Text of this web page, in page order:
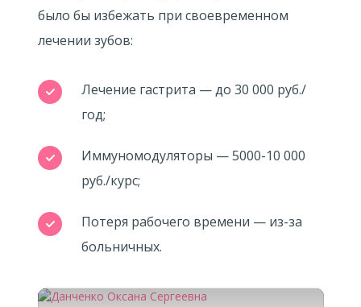
было бы избежать при своевременном
лечении зубов:
Лечение гастрита — до 30 000 руб./
год;
Иммуномодуляторы — 5000-10 000
руб./курс;
Потеря рабочего времени — из-за
больничных.